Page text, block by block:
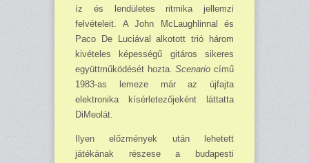
íz és len­dületes ritmika jellemzi
felvételeit. A John McLaughlinnal és
Paco De Luciával alkotott trió három
kivételes képességű gitáros sikeres
együttműködését hozta.Scenario című
1983-as lemeze már az újfajta
elektronika kísérletezőjeként láttatta
DiMeolát.
Ilyen előzmények után lehetett
játékának részese a budapesti